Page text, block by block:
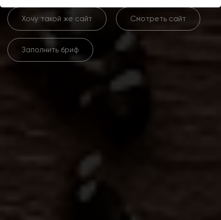
Хочу такой же сайт Смотреть сайт
Заполнить бриф